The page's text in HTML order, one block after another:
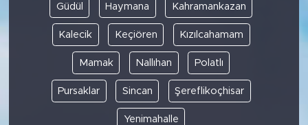
Güdül Haymana Kahramankazan
Kalecik Keçiören Kızılcahamam
Mamak Nallıhan Polatlı
Pursaklar Sincan Şereflikoçhisar
Yenimahalle